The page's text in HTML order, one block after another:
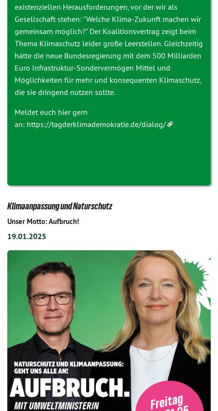
existenziellen Herausforderungen, vor der wir als
Gesellschaft stehen: "Welche Klima-Zukunft machen wir
gemeinsam möglich?" Der Koalitionsvertrag zeigt beim
Thema Klimaschutz leider große Leerstellen. Gleichzeitig
hätte die neue Bundesregierung mit dem 500 Milliarden
Euro Infrastruktur-Sondervermögen Mittel und
Möglichkeiten für mehr und konsequenten Klimaschutz,
die sie dringend nutzen sollte.
Meldet euch hier gern
an: https://tagderklimademokratie.de/dialog/
Klimaanpassung und Naturschutz
Unser Motto: Aufbruch!
19.01.2025